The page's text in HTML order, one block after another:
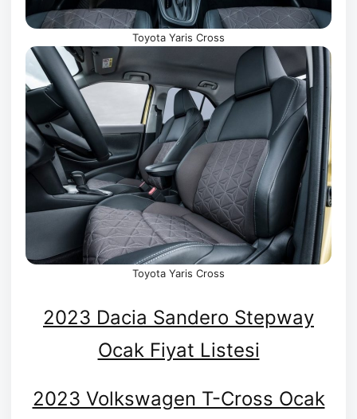
Toyota Yaris Cross
Toyota Yaris Cross
2023 Dacia Sandero Stepway
Ocak Fiyat Listesi
2023 Volkswagen T-Cross Ocak